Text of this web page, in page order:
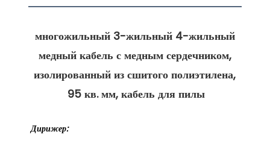
многожильный 3-жильный 4-жильный
медный кабель с медным сердечником,
изолированный из сшитого полиэтилена,